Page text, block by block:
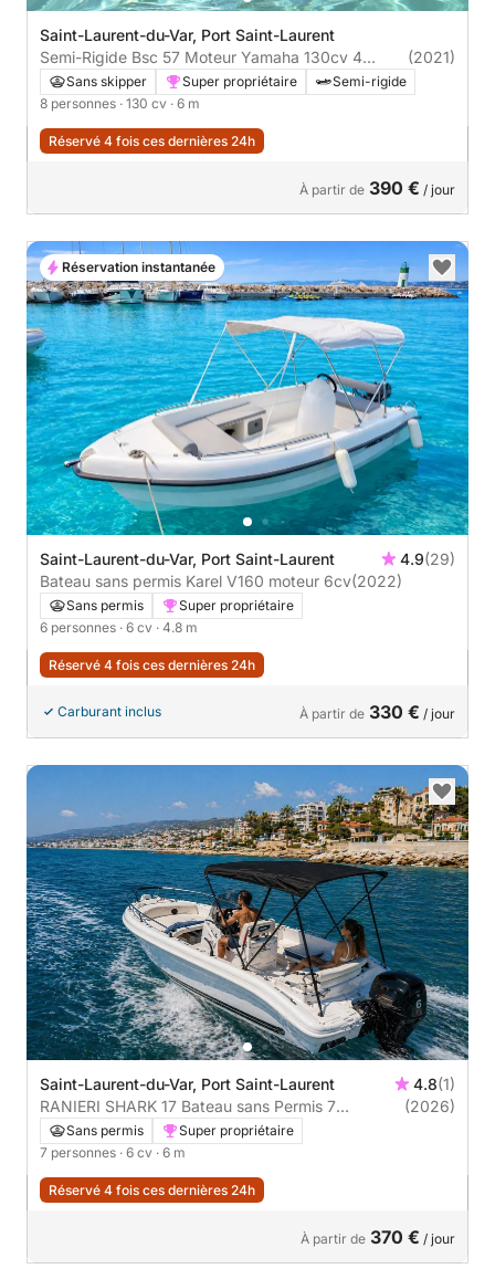
Saint-Laurent-du-Var, Port Saint-Laurent
Semi-Rigide Bsc 57 Moteur Yamaha 130cv 4
temps 8 personnes Max
(2021)
Sans skipper Super propriétaire
Semi-rigide
8 personnes · 130 cv · 6 m
Réservé 4 fois ces dernières 24h
À partir de 390 € / jour
Saint-Laurent-du-Var, Port Saint-Laurent 4.9(29)
Bateau sans permis Karel V160 moteur 6cv(2022)
Sans permis
Super propriétaire
6 personnes · 6 cv · 4.8 m
Réservé 4 fois ces dernières 24h
Carburant inclus À partir de 330 € / jour
Réservation instantanée
Saint-Laurent-du-Var, Port Saint-Laurent 4.8(1)
RANIERI SHARK 17 Bateau sans Permis 7
personnes Max
(2026)
Sans permis
Super propriétaire
7 personnes · 6 cv · 6 m
Réservé 4 fois ces dernières 24h
À partir de 370 € / jour